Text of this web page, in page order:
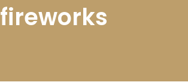
fireworks